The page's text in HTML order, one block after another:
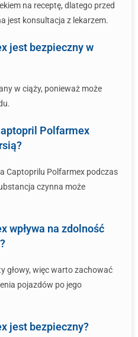
na receptę, dlatego przed
jest konsultacja z lekarzem.
jest bezpieczny w
w ciąży, ponieważ może
Polfarmex
Captoprilu Polfarmex podczas
czynna może
wpływa na zdolność
głowy, więc warto zachować
pojazdów po jego
jest bezpieczny?